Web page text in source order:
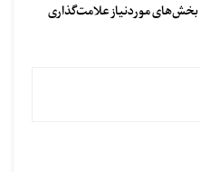
بخش‌های موردنیاز علامت‌گذاری